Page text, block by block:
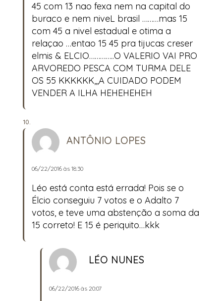
45 com 13 nao fexa nem na capital do
buraco e nem niveL brasil ………mas 15
com 45 a nivel estadual e otima a
relaçao …entao 15 45 pra tijucas creser
elmis & ELCIO…………..O VALERIO VAI PRO
ARVOREDO PESCA COM TURMA DELE
OS 55 KKKKKK,,,A CUIDADO PODEM
VENDER A ILHA HEHEHEHEH
ANTÔNIO LOPES
06/22/2016 às 18:30
Léo está conta está errada! Pois se o
Élcio conseguiu 7 votos e o Adalto 7
votos, e teve uma abstenção a soma da
15 correto! E 15 é periquito…kkk
LÉO NUNES
06/22/2016 às 20:07